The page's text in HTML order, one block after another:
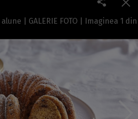
| GALERIE FOTO | Imaginea 1 din